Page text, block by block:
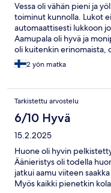
Vessa oli vähän pieni ja
toiminut kunnolla. Lukot
automaattisesti lukkoon
Aamupala oli hyvä ja
oli kuitenkin erinomaista,
2 yön matka
Tarkistettu arvostelu
6/10 Hyvä
15.2.2025
Huone oli hyvin
Äänieristys oli todella
jatkui aamu viiteen
Myös kaikki pienetkin